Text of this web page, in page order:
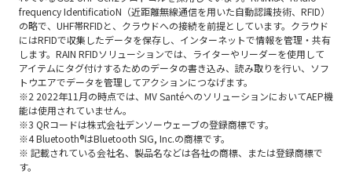
frequency IdentificatioN（近距離無線通信を用いた自動認識技術、RFID）
の略で、UHF帯RFIDと、クラウドへの接続を前提としています。クラウド
にはRFIDで収集したデータを保存し、インターネットで情報を管理・共有
します。RAIN RFIDソリューションでは、ライターやリーダーを使用して
アイテムにタグ付けするためのデータの書き込み、読み取りを行い、ソフ
トウエアでデータを管理してアクションにつなげます。
※2 2022年11月の時点では、MV SantéへのソリューションにおいてAEP機
能は使用されていません。
※3 QRコードは株式会社デンソーウェーブの登録商標です。
※4 Bluetooth®はBluetooth SIG, Inc.の商標です。
※ 記載されている会社名、製品名などは各社の商標、または登録商標で
す。